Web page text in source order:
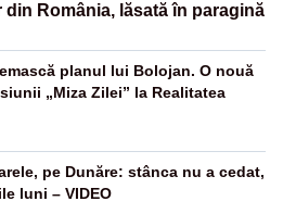
România, lăsată în paragină
planul lui Bolojan. O nouă
„Miza Zilei” la Realitatea
pe Dunăre: stânca nu a cedat,
luni – VIDEO